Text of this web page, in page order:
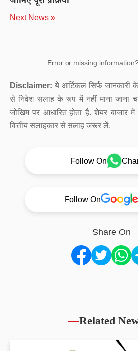
Next News »
Error or missing information?
Disclaimer: ये आर्टिकल सिर्फ जानकारी
से निवेश सलाह के रूप में नहीं माना जाना
जोखिम पर आधारित होता है. शेयर
वित्तीय सलाहकार से सलाह जरूर लें.
Follow On
Follow On
Share On
Related